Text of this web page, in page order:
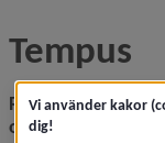
Tempus
Registrera
omsorg
Vi använder kakor
dig!